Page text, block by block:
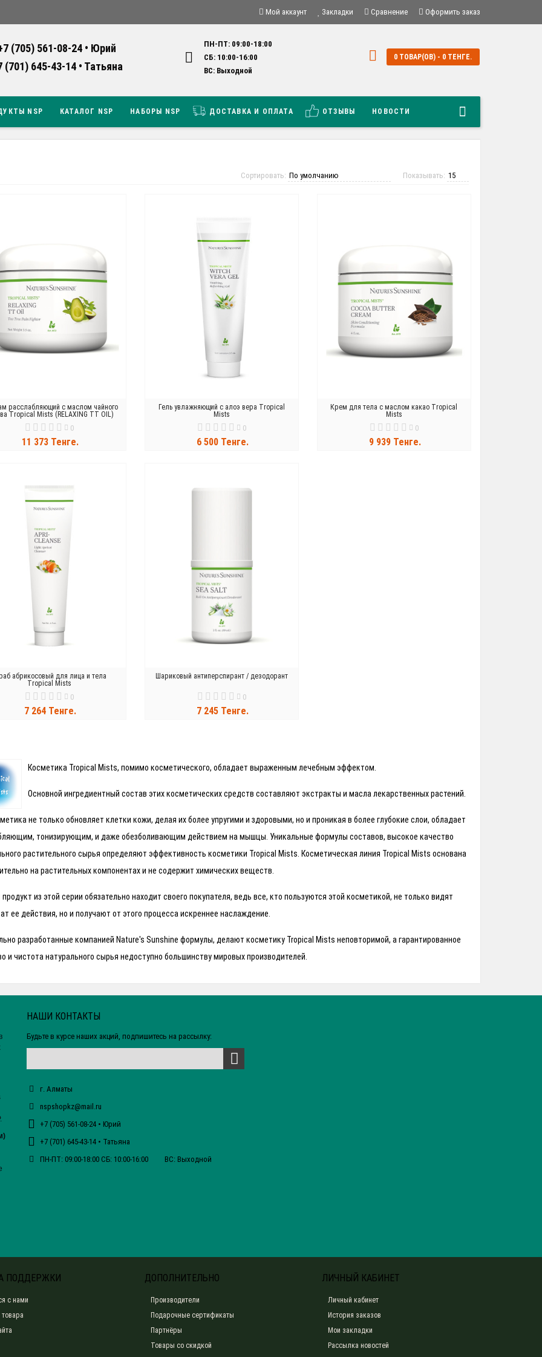
Мой аккаунт Закладки Сравнение Оформить заказ
(705) 561-08-24 • Юрий
(701) 645-43-14 • Татьяна
ПН-ПТ: 09:00-18:00
СБ: 10:00-16:00
ВС: Выходной
0 ТОВАР(ОВ) - 0 ТЕНГЕ.
NSP КАТАЛОГ NSP НАБОРЫ NSP ДОСТАВКА И ОПЛАТА ОТЗЫВЫ НОВОСТИ
Показывать:
Сортировать:
расслабляющий с маслом чайного
Tropical Mists (RELAXING TT OIL)
0
11 373 Тенге.
Гель увлажняющий с алоэ вера Tropical
Mists
0
6 500 Тенге.
Крем для тела с маслом какао Tropical
Mists
0
9 939 Тенге.
абрикосовый для лица и тела
Tropical Mists
0
7 264 Тенге.
Шариковый антиперспирант / дезодорант
0
7 245 Тенге.
Косметика Tropical Mists, помимо косметического, обладает выраженным лечебным эффектом.
Основной ингредиентный состав этих косметических средств составляют экстракты и масла лекарственных растений.
не только обновляет клетки кожи, делая их более упругими и здоровыми, но и проникая в более глубокие слои, обладает
тонизирующим, и даже обезболивающим действием на мышцы. Уникальные формулы составов, высокое качество
растительного сырья определяют эффективность косметики Tropical Mists. Косметическая линия Tropical Mists основана
на растительных компонентах и не содержит химических веществ.
из этой серии обязательно находит своего покупателя, ведь все, кто пользуются этой косметикой, не только видят
ее действия, но и получают от этого процесса искреннее наслаждение.
разработанные компанией Nature's Sunshine формулы, делают косметику Tropical Mists неповторимой, а гарантированное
и чистота натурального сырья недоступно большинству мировых производителей.
НАШИ КОНТАКТЫ
Будьте в курсе наших акций, подпишитесь на рассылку:
г. Алматы
nspshopkz@mail.ru
+7 (705) 561-08-24 • Юрий
+7 (701) 645-43-14 • Татьяна
ПН-ПТ: 09:00-18:00 СБ: 10:00-16:00 ВС: Выходной
ПОДДЕРЖКИ
с нами
ДОПОЛНИТЕЛЬНО
Производители
Подарочные сертификаты
Партнёры
Товары со скидкой
ЛИЧНЫЙ КАБИНЕТ
Личный кабинет
История заказов
Мои закладки
Рассылка новостей